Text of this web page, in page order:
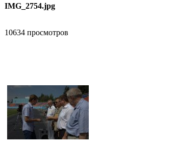
IMG_2754.jpg
10634 просмотров